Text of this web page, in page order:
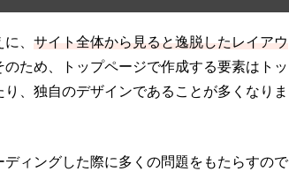
、 サイト全体から見ると逸脱したレイアウ
ため、トップページで作成する要素はトッ
、独自のデザインであることが多くなりま
ィングした際に多くの問題をもたらすので